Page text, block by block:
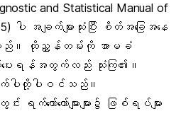
and Statistical Manual of
ပါ အချက်များသုံးပြီး စိတ်အခြေအနေ
ါသည်။ ထိုညွှန်တမ်းကို အာမခံ
ေးရန်အတွက်လည်း သုံးကြ၏။
ာက်ပါတို့ပါဝင်သည်။
ာ်တော်များများ၌ ဖြစ်ရပ်များ